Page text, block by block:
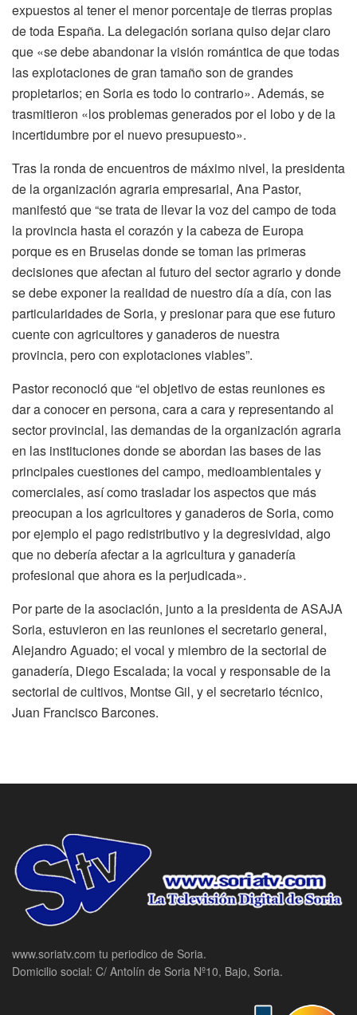
expuestos al tener el menor porcentaje de tierras propias
de toda España. La delegación soriana quiso dejar claro
que «se debe abandonar la visión romántica de que todas
las explotaciones de gran tamaño son de grandes
propietarios; en Soria es todo lo contrario». Además, se
trasmitieron «los problemas generados por el lobo y de la
incertidumbre por el nuevo presupuesto».
Tras la ronda de encuentros de máximo nivel, la presidenta
de la organización agraria empresarial, Ana Pastor,
manifestó que “se trata de llevar la voz del campo de toda
la provincia hasta el corazón y la cabeza de Europa
porque es en Bruselas donde se toman las primeras
decisiones que afectan al futuro del sector agrario y donde
se debe exponer la realidad de nuestro día a día, con las
particularidades de Soria, y presionar para que ese futuro
cuente con agricultores y ganaderos de nuestra
provincia, pero con explotaciones viables”.
Pastor reconoció que “el objetivo de estas reuniones es
dar a conocer en persona, cara a cara y representando al
sector provincial, las demandas de la organización agraria
en las instituciones donde se abordan las bases de las
principales cuestiones del campo, medioambientales y
comerciales, así como trasladar los aspectos que más
preocupan a los agricultores y ganaderos de Soria, como
por ejemplo el pago redistributivo y la degresividad, algo
que no debería afectar a la agricultura y ganadería
profesional que ahora es la perjudicada».
Por parte de la asociación, junto a la presidenta de ASAJA
Soria, estuvieron en las reuniones el secretario general,
Alejandro Aguado; el vocal y miembro de la sectorial de
ganadería, Diego Escalada; la vocal y responsable de la
sectorial de cultivos, Montse Gil, y el secretario técnico,
Juan Francisco Barcones.
www.soriatv.com tu periodico de Soria.
Domicilio social: C/ Antolín de Soria Nº10, Bajo, Soria.